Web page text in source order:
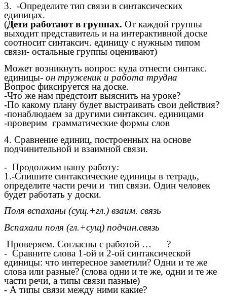
3. -Определите тип связи в синтаксических
единицах.
(Дети работают в группах. От каждой группы
выходит представитель и на интерактивной доске
соотносит синтаксич. единицу с нужным типом
связи- остальные группы оценивают)
Может возникнуть вопрос: куда отнести синтакс.
единицы- он труженик и работа трудна
Вопрос фиксируется на доске.
-Что же нам предстоит выяснить на уроке?
-По какому плану будет выстраивать свои действия?
-понаблюдаем за другими синтаксич. единицами
-проверим грамматические формы слов
4. Сравнение единиц, построенных на основе
подчинительной и взаимной связи.
- Продолжим нашу работу:
1.-Спишите синтаксические единицы в тетрадь,
определите части речи и тип связи. Один человек
будет работать у доски.
Поля вспаханы (сущ.+гл.) взаим. связь
Вспахали поля (гл.+сущ) подчин.связь
Проверяем. Согласны с работой … ?
- Сравните слова 1-ой и 2-ой синтаксической
единицы: что интересное заметили? Одни и те же
слова или разные? (слова одни и те же, одни и те же
части речи, а типы связи пазные)
- А типы связи между ними какие?